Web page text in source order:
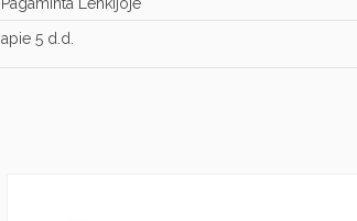
apie 5 d.d.